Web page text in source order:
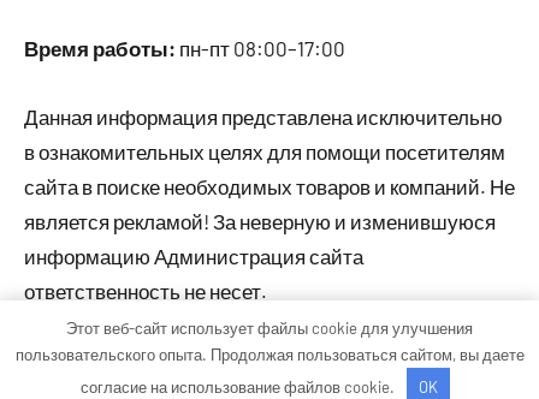
Время работы: пн-пт 08:00–17:00
Данная информация представлена исключительно
в ознакомительных целях для помощи посетителям
сайта в поиске необходимых товаров и компаний. Не
является рекламой! За неверную и изменившуюся
информацию Администрация сайта
ответственность не несет.
Тема WordPress: Occasio от ThemeZee.
Этот веб-сайт использует файлы cookie для улучшения
пользовательского опыта. Продолжая пользоваться сайтом, вы даете
согласие на использование файлов cookie.
OK